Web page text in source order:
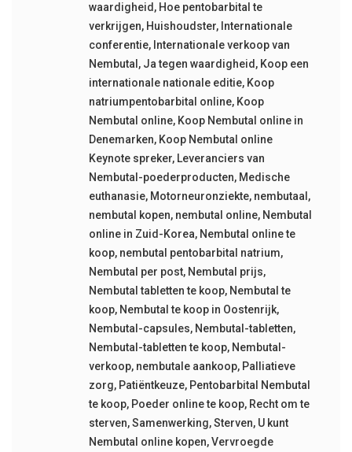
waardigheid , Hoe pentobarbital te
verkrijgen, Huishoudster, Internationale
conferentie, Internationale verkoop van
Nembutal , Ja tegen waardigheid , Koop een
internationale nationale editie, Koop
natriumpentobarbital online, Koop
Nembutal online, Koop Nembutal online in
Denemarken, Koop Nembutal online
Keynote spreker, Leveranciers van
Nembutal-poederproducten, Medische
euthanasie, Motorneuronziekte, nembutaal ,
nembutal kopen, nembutal online, Nembutal
online in Zuid-Korea, Nembutal online te
koop, nembutal pentobarbital natrium,
Nembutal per post, Nembutal prijs,
Nembutal tabletten te koop, Nembutal te
koop, Nembutal te koop in Oostenrijk,
Nembutal-capsules, Nembutal-tabletten,
Nembutal-tabletten te koop, Nembutal-
verkoop, nembutale aankoop, Palliatieve
zorg, Patiëntkeuze, Pentobarbital Nembutal
te koop, Poeder online te koop, Recht om te
sterven,Samenwerking,Sterven, U kunt
Nembutal online kopen,Vervroegde